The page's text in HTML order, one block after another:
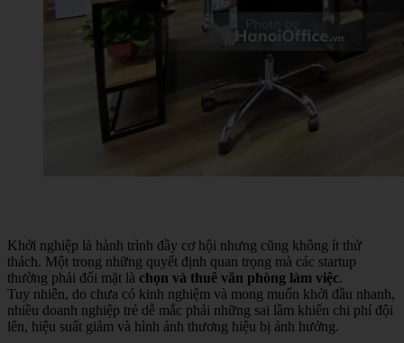
Khởi nghiệp là hành trình đầy cơ hội nhưng cũng không ít thử
thách. Một trong những quyết định quan trọng mà các startup
thường phải đối mặt là chọn và thuê văn phòng làm việc.
Tuy nhiên, do chưa có kinh nghiệm và mong muốn khởi đầu nhanh,
nhiều doanh nghiệp trẻ dễ mắc phải những sai lầm khiến chi phí đội
lên, hiệu suất giảm và hình ảnh thương hiệu bị ảnh hưởng.